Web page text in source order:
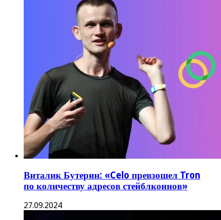
Виталик Бутерин: «Celo превзошел Tron
по количеству адресов стейблкоинов»
27.09.2024